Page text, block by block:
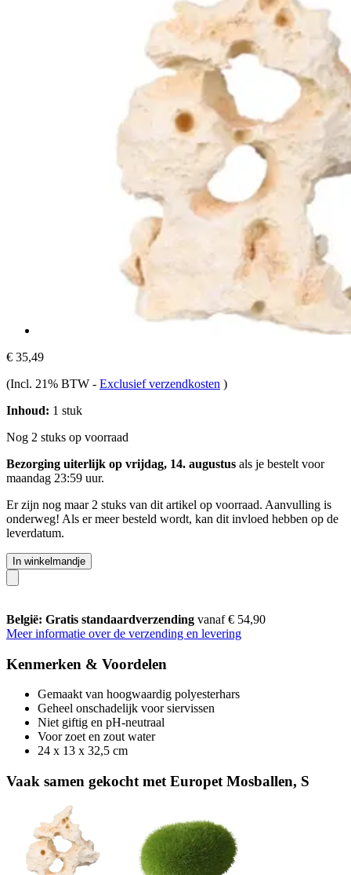
€ 35,49
(Incl. 21% BTW - Exclusief verzendkosten )
Inhoud: 1 stuk
Nog 2 stuks op voorraad
Bezorging uiterlijk op vrijdag, 14. augustus als je bestelt voor
maandag 23:59 uur.
Er zijn nog maar 2 stuks van dit artikel op voorraad. Aanvulling is
onderweg! Als er meer besteld wordt, kan dit invloed hebben op de
leverdatum.
In winkelmandje
België: Gratis standaardverzending vanaf € 54,90
Meer informatie over de verzending en levering
Kenmerken & Voordelen
Gemaakt van hoogwaardig polyesterhars
Geheel onschadelijk voor siervissen
Niet giftig en pH-neutraal
Voor zoet en zout water
24 x 13 x 32,5 cm
Vaak samen gekocht met Europet Mosballen, S